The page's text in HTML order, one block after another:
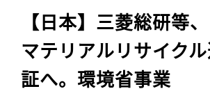
【日本】三菱総研等
マテリアルリサイク
証へ。環境省事業